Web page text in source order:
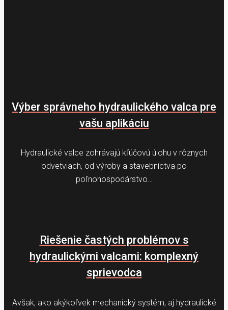
Výber správneho hydraulického valca pre
vašu aplikáciu
Hydraulické valce zohrávajú kľúčovú úlohu v rôznych
odvetviach, od výroby a stavebníctva po
poľnohospodárstvo…
Riešenie častých problémov s
hydraulickými valcami: komplexný
sprievodca
Avšak, ako akýkoľvek mechanický systém, aj hydraulické